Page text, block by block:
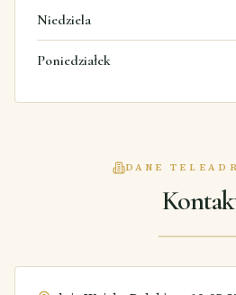
Niedziela
Poniedziałek
DANE